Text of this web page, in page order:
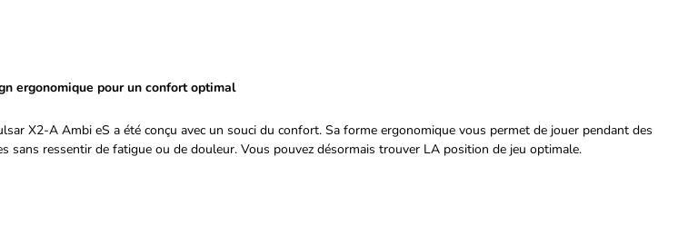
ergonomique pour un confort optimal
X2-A Ambi eS a été conçu avec un souci du confort. Sa forme ergonomique vous permet de jouer pendant des
sans ressentir de fatigue ou de douleur. Vous pouvez désormais trouver LA position de jeu optimale.